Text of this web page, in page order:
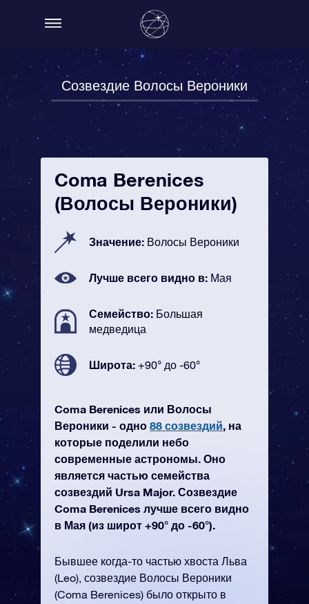
Созвездие Волосы Вероники
Coma Berenices
(Волосы Вероники)
Значение: Волосы Вероники
Лучше всего видно в: Мая
Семейство: Большая
медведица
Широта: +90° до -60°
Coma Berenices или Волосы
Вероники - одно 88 созвездий, на
которые поделили небо
современные астрономы. Оно
является частью семейства
созвездий Ursa Major. Созвездие
Coma Berenices лучше всего видно
в Мая (из широт +90° до -60°).
Бывшее когда-то частью хвоста Льва
(Leo), созвездие Волосы Вероники
(Coma Berenices) было открыто в